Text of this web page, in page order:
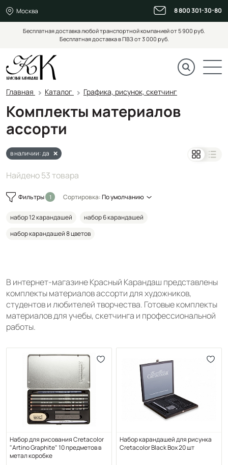
Москва 8 800 301-30-80
Бесплатная доставка любой транспортной компанией от 5 900 руб.
Бесплатная доставка в ПВЗ от 3 000 руб.
Главная Каталог Графика, рисунок, скетчинг
Комплекты материалов
ассорти
в наличии: да
Найдено 53 товара
Фильтры Сортировка:По умолчанию
набор 12 карандашей
набор 6 карандашей
набор карандашей 8 цветов
В интернет-магазине Красный Карандаш представлены
комплекты материалов ассорти для художников,
студентов и любителей творчества. Готовые комплекты
материалов для учебы, скетчинга и профессиональной
работы.
Набор для рисования Cretacolor
"Artino Graphite" 10 предметов в
метал коробке
Набор карандашей для рисунка
Cretacolor Black Box 20 шт